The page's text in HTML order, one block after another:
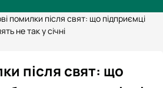
помилки після свят: що підприємці
не так у січні
після свят: що